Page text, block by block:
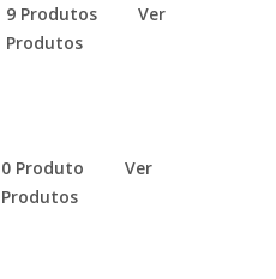
9 Produtos
Ver
Produtos
0 Produto
Ver
Produtos